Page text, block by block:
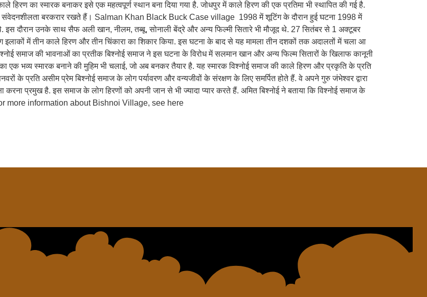
हिरण का स्मारक बनाकर इसे एक महत्वपूर्ण स्थान बना दिया गया है. जोधपुर में काले हिरण की एक प्रतिमा भी स्थापित की गई है.
बरकरार रखते हैं। Salman Khan Black Buck Case village 1998 में शूटिंग के दौरान हुई घटना 1998 में
दौरान उनके साथ सैफ अली खान, नीलम, तब्बू, सोनाली बेंद्रे और अन्य फिल्मी सितारे भी मौजूद थे. 27 सितंबर से 1 अक्टूबर
में तीन काले हिरण और तीन चिंकारा का शिकार किया. इस घटना के बाद से यह मामला तीन दशकों तक अदालतों में चला आ
समाज की भावनाओं का प्रतीक बिश्नोई समाज ने इस घटना के विरोध में सलमान खान और अन्य फिल्म सितारों के खिलाफ कानूनी
एक भव्य स्मारक बनाने की मुहिम भी चलाई, जो अब बनकर तैयार है. यह स्मारक विश्नोई समाज की काले हिरण और प्रकृति के प्रति
के प्रति असीम प्रेम बिश्नोई समाज के लोग पर्यावरण और वन्यजीवों के संरक्षण के लिए समर्पित होते हैं. वे अपने गुरु जंभेश्वर द्वारा
करना प्रमुख है. इस समाज के लोग हिरणों को अपनी जान से भी ज्यादा प्यार करते हैं. अमित बिश्नोई ने बताया कि विश्नोई समाज के
For more information about Bishnoi Village, see here